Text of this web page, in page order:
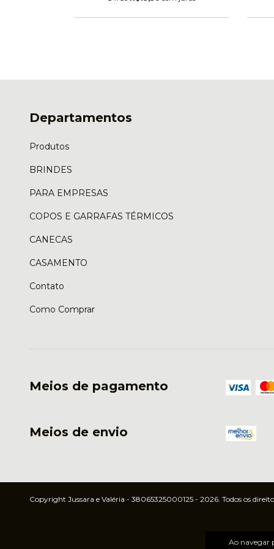
Ao navegar
Departamentos
Produtos
BRINDES
PARA EMPRESAS
COPOS E GARRAFAS TÉRMICOS
CANECAS
CASAMENTO
Contato
Como Comprar
Meios de pagamento
Meios de envio
Copyright Jussara e Valéria - 38065325000125 - 2026. Todos os